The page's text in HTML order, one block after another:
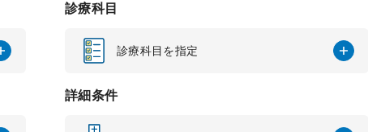
診療科目
診療科目を指定
詳細条件